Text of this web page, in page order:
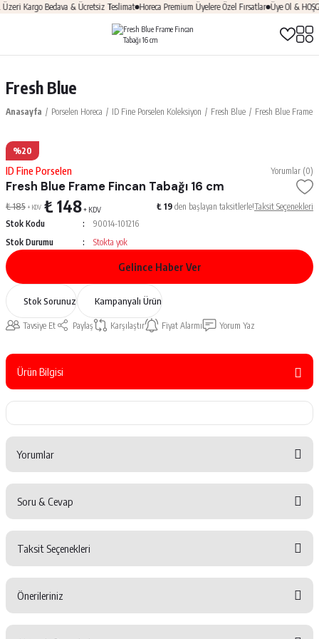
Kargo Bedava & Ücretsiz Teslimat Horeca Premium Üyelere Özel Fırsatlar Üye Ol &
Fresh Blue
Anasayfa Porselen Horeca ID Fine Porselen Koleksiyon Fresh Blue Fresh Blue Frame
%20
ID Fine Porselen Yorumlar (0)
Fresh Blue Frame Fincan Tabağı 16 cm
₺ 185 + KDV ₺ 148+ KDV ₺ 19 den başlayan taksitlerle!Taksit Seçenekleri
Stok Kodu
90014-101216
Stok Durumu
Stokta yok
Gelince Haber Ver
Stok Sorunuz Kampanyalı Ürün
Tavsiye Et Paylaş Karşılaştır Fiyat Alarmı Yorum Yaz
Ürün Bilgisi
Yorumlar
Yorum Yaz
Soru & Cevap
Soru Sor
Taksit Seçenekleri
Önerileriniz